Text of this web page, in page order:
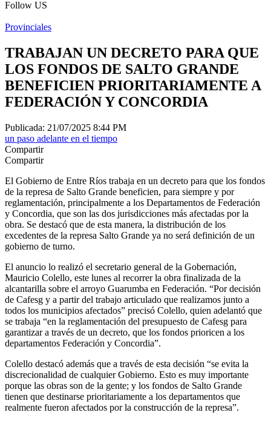
Follow US
Provinciales
TRABAJAN UN DECRETO PARA QUE
LOS FONDOS DE SALTO GRANDE
BENEFICIEN PRIORITARIAMENTE A
FEDERACIÓN Y CONCORDIA
Publicada: 21/07/2025 8:44 PM
un paso adelante en el tiempo
Compartir
Compartir
El Gobierno de Entre Ríos trabaja en un decreto para que los fondos
de la represa de Salto Grande beneficien, para siempre y por
reglamentación, principalmente a los Departamentos de Federación
y Concordia, que son las dos jurisdicciones más afectadas por la
obra. Se destacó que de esta manera, la distribución de los
excedentes de la represa Salto Grande ya no será definición de un
gobierno de turno.
El anuncio lo realizó el secretario general de la Gobernación,
Mauricio Colello, este lunes al recorrer la obra finalizada de la
alcantarilla sobre el arroyo Guarumba en Federación. “Por decisión
de Cafesg y a partir del trabajo articulado que realizamos junto a
todos los municipios afectados” precisó Colello, quien adelantó que
se trabaja “en la reglamentación del presupuesto de Cafesg para
garantizar a través de un decreto, que los fondos prioricen a los
departamentos Federación y Concordia”.
Colello destacó además que a través de esta decisión “se evita la
discrecionalidad de cualquier Gobierno. Esto es muy importante
porque las obras son de la gente; y los fondos de Salto Grande
tienen que destinarse prioritariamente a los departamentos que
realmente fueron afectados por la construcción de la represa”.